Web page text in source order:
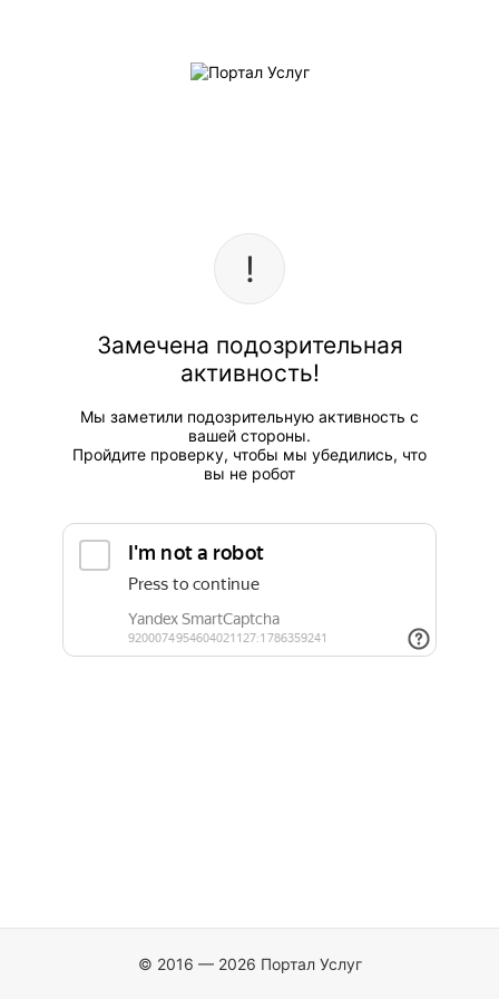
Замечена подозрительная
активность!
Мы заметили подозрительную активность с
вашей стороны.
Пройдите проверку, чтобы мы убедились, что
вы не робот
© 2016 — 2026 Портал Услуг